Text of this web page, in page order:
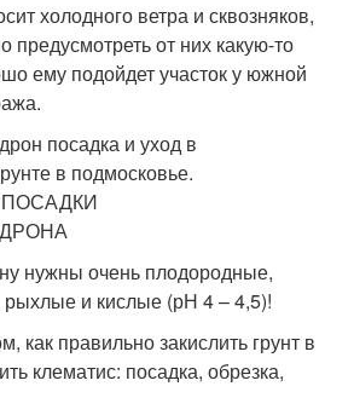
холодного ветра и сквозняков,
предусмотреть от них какую-то
ему подойдет участок у южной
нужны очень плодородные,
рыхлые и кислые (рН 4 – 4,5)!
как правильно закислить грунт в
клематис: посадка, обрезка,